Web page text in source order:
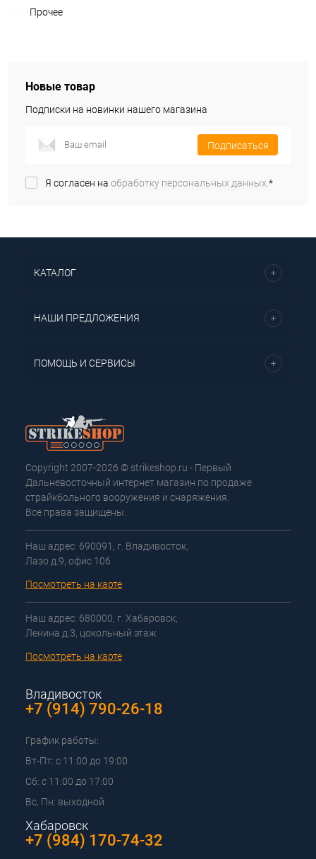
Прочее
Новые товар
Подписки на новинки нашего магазина
Подписаться
Я согласен на обработку персональных данных.*
КАТАЛОГ
НАШИ ПРЕДЛОЖЕНИЯ
ПОМОЩЬ И СЕРВИСЫ
Copyright 2007-2026 © strikeshop.ru - Первый
Дальневосточный интернет магазин по продаже
страйкбольного вооружения и снаряжения.
Все права защищены.
Наш адрес: 690091, г. Владивосток,
Лазо д.9, офис 106
Посмотреть на карте
Наш адрес: 680000, г. Хабаровск,
Ленина д.3, цокольный этаж
Посмотреть на карте
Владивосток
+7 (914) 790-26-18
График работы:
Вт-Пт: с 11:00 до 19:00
Сб: с 11:00 до 17:00
Вс, Пн: выходной
Хабаровск
+7 (984) 170-74-32